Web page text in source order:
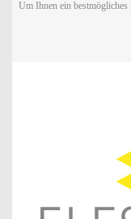
Um Ihnen ein